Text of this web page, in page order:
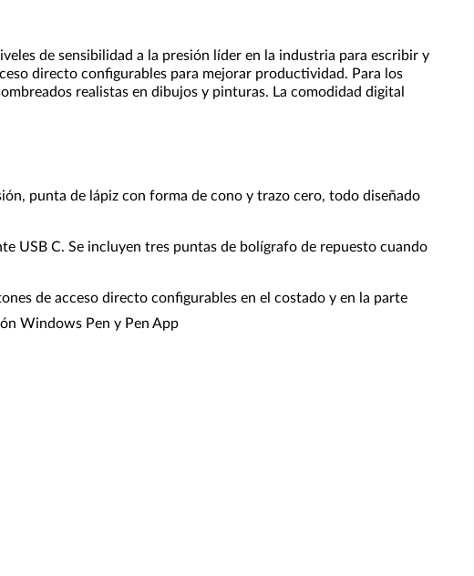
de sensibilidad a la presión líder en la industria para escribir y
directo configurables para mejorar productividad. Para los
realistas en dibujos y pinturas. La comodidad digital
punta de lápiz con forma de cono y trazo cero, todo diseñado
USB C. Se incluyen tres puntas de bolígrafo de repuesto cuando
de acceso directo configurables en el costado y en la parte
Windows Pen y Pen App